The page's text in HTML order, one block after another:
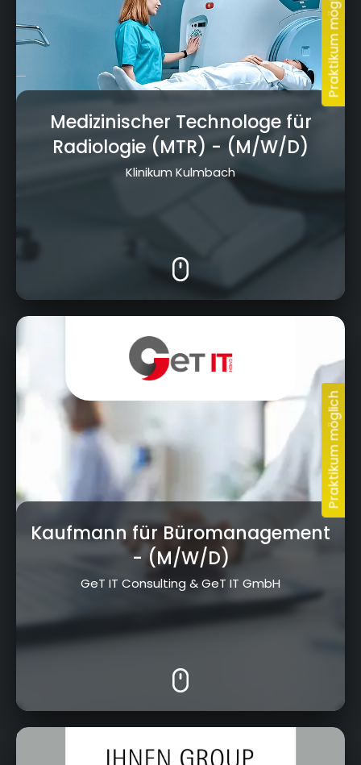
Medizinischer Technologe für
Radiologie (MTR) - (M/W/D)
Klinikum Kulmbach
Aufeld 1, 95326 Kulmbach
Kaufmann für Büromanagement
- (M/W/D)
GeT IT Consulting & GeT IT GmbH
Kressenstein 26, 95326 Kulmbach